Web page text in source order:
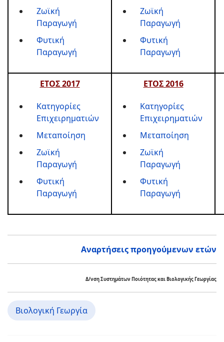
Ζωϊκή
Παραγωγή
Φυτική
Παραγωγή
Ζωϊκή
Παραγωγή
Φυτική
Παραγωγή
ΕΤΟΣ 2017
Κατηγορίες
Επιχειρηματιών
Μεταποίηση
Ζωϊκή
Παραγωγή
Φυτική
Παραγωγή
ΕΤΟΣ 2016
Κατηγορίες
Eπιχειρηματιών
Μεταποίηση
Ζωϊκή
Παραγωγή
Φυτική
Παραγωγή
Αναρτήσεις προηγούμενων ετών
Δ/νση Συστημάτων Ποιότητας και Βιολογικής Γεωργίας
Βιολογική Γεωργία